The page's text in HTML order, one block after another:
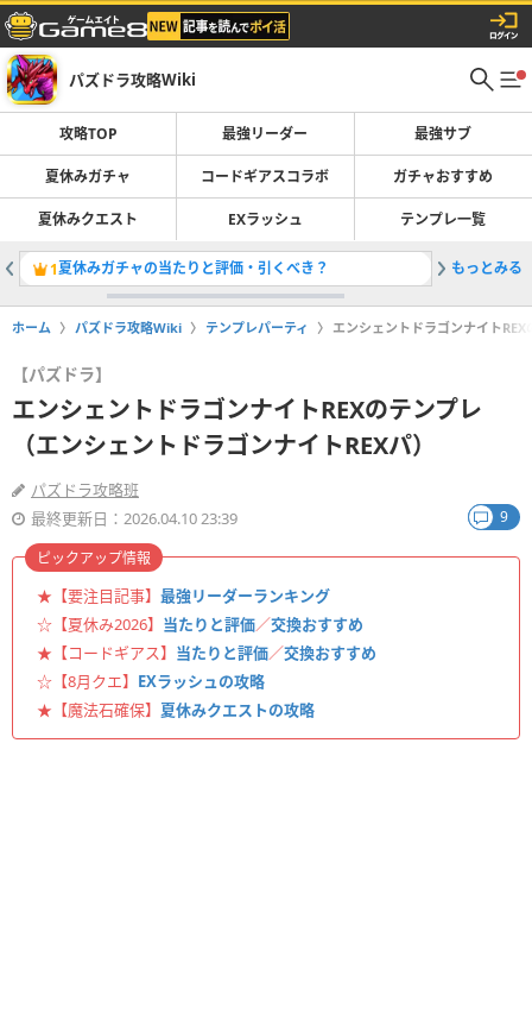
パズドラ攻略Wiki
攻略TOP 最強リーダー 最強サブ
夏休みガチャ コードギアスコラボ ガチャおすすめ
夏休みクエスト EXラッシュ テンプレ一覧
1夏休みガチャの当たりと評価・引くべき？ 2最強リ
もっとみる
ホーム パズドラ攻略Wiki テンプレパーティ エンシェントドラゴンナイト
【パズドラ】
エンシェントドラゴンナイトREXのテンプレ
（エンシェントドラゴンナイトREXパ）
パズドラ攻略班
最終更新日：2026.04.10 23:39
9
★【要注目記事】 最強リーダーランキング
☆【夏休み2026】 当たりと評価／交換おすすめ
★【コードギアス】 当たりと評価／交換おすすめ
☆【8月クエ】 EXラッシュの攻略
★【魔法石確保】 夏休みクエストの攻略
ピックアップ情報